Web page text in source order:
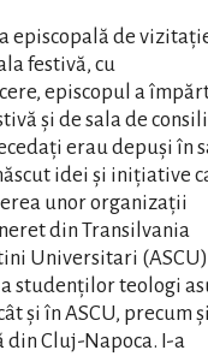
episcopală de
festivă, cu
episcopul a
și de sala de
erau depuși în
idei și inițiative
unor organizații
din Transilvania
Universitari
studenților teologi
și în ASCU, precum
din Cluj-Napoca. I-a